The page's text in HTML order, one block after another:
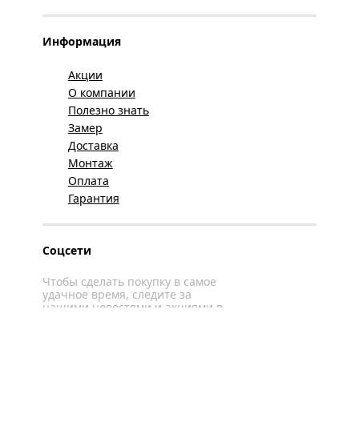
Информация
Акции
О компании
Полезно знать
Замер
Доставка
Монтаж
Оплата
Гарантия
Соцсети
Чтобы сделать покупку в самое
удачное время, следите за
нашими новостями и акциями в